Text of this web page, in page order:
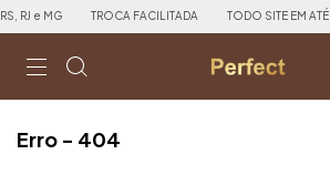
e MG TROCA FACILITADA TODO SITE EM ATÉ
Erro - 404